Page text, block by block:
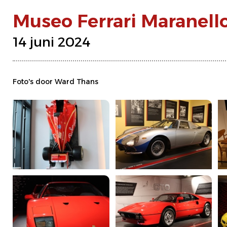
Museo Ferrari
14 juni 2024
Foto's door Ward Thans